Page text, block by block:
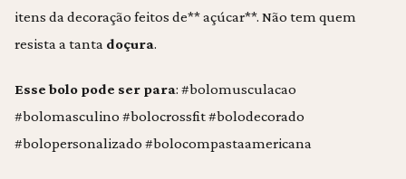
itens da decoração feitos de** açúcar**. Não tem quem
resista a tanta doçura.
Esse bolo pode ser para: #bolomusculacao
#bolomasculino #bolocrossfit #bolodecorado
#bolopersonalizado #bolocompastaamericana